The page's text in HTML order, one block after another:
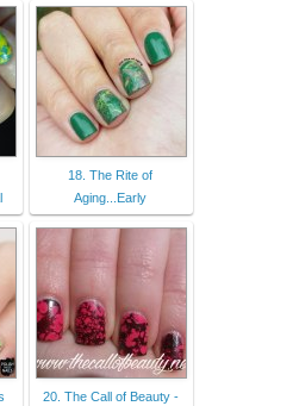
18. The Rite of
Aging...Early
20. The Call of Beauty -